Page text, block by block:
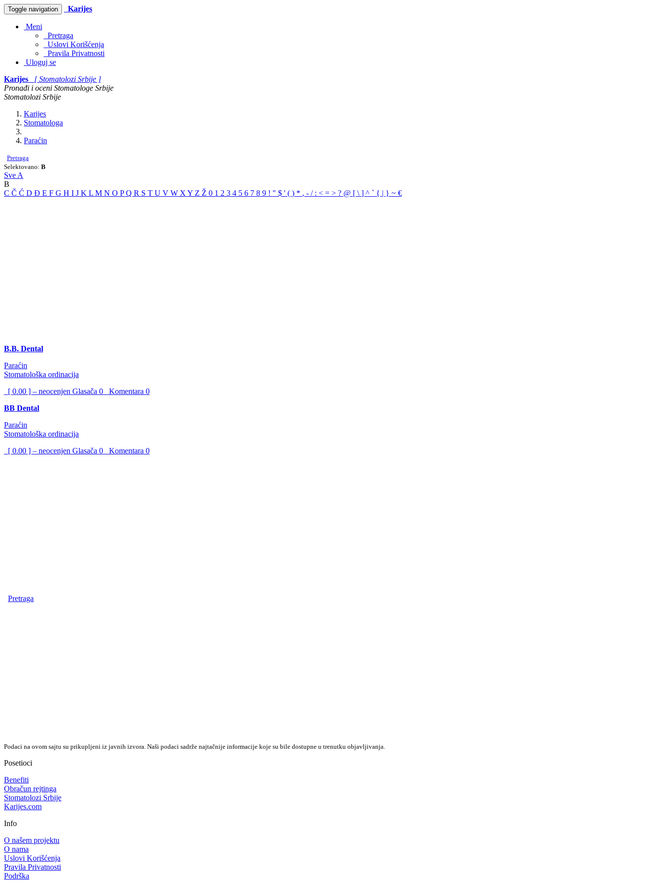
Toggle navigation Karijes
Meni
Pretraga
Uslovi Korišćenja
Pravila Privatnosti
Uloguj se
Karijes
[ Stomatolozi Srbije ]
Pronađi i oceni Stomatologe Srbije
Stomatolozi Srbije
Karijes
Stomatologa
Paraćin
Pretraga
Selektovano: B
Sve A
B
C Č Ć D Đ E F G H I J K L M N O PQ R S T U V W X Y Z Ž 0 1 2 3 4 5 6 7 8 9 ! " $ ' ( ) * , - / : < = > ? @ [ \ ] ^ ` { | } ~ €
B.B. Dental
Paraćin
Stomatološka ordinacija
[ 0.00 ] – neocenjen Glasača 0 Komentara 0
BB Dental
Paraćin
Stomatološka ordinacija
[ 0.00 ] – neocenjen Glasača 0 Komentara 0
Pretraga
Podaci na ovom sajtu su prikupljeni iz javnih izvora. Naši podaci sadrže najtačnije informacije koje su bile dostupne u trenutku objavljivanja.
Posetioci
Benefiti
Obračun rejtinga
Stomatolozi Srbije
Karijes.com
Info
O našem projektu
O nama
Uslovi Korišćenja
Pravila Privatnosti
Podrška